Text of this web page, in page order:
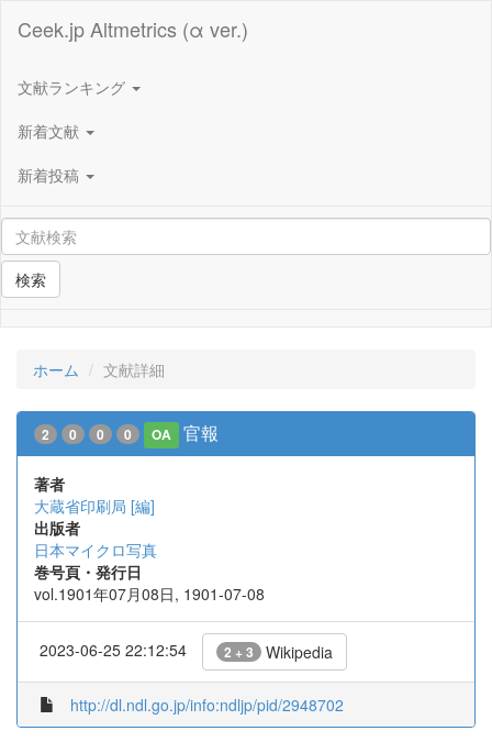
Ceek.jp Altmetrics (α ver.)
文献ランキング
新着文献
新着投稿
検索
ホーム 文献詳細
2 0 0 0 OA 官報
著者
大蔵省印刷局 [編]
出版者
日本マイクロ写真
巻号頁・発行日
vol.1901年07月08日, 1901-07-08
2023-06-25 22:12:54 2 + 3 Wikipedia
http://dl.ndl.go.jp/info:ndljp/pid/2948702